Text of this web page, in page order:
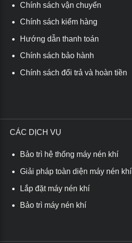
Chính sách vận chuyển
Chính sách kiểm hàng
Hướng dẫn thanh toán
Chính sách bảo hành
Chính sách đổi trả và hoàn tiền
CÁC DỊCH VỤ
Bảo trì hệ thống máy nén khí
Giải pháp toàn diện máy nén khí
Lắp đặt máy nén khí
Bảo trì máy nén khí